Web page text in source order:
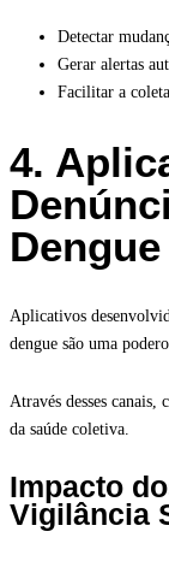
Detectar
Gerar alertas
Facilitar a
4.
Dengue
Aplicativos
dengue são uma
Através desses canais,
da saúde coletiva.
Impacto
Vigilância